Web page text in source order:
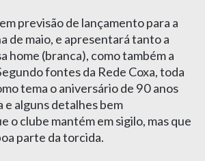
previsão de lançamento para a
de maio, e apresentará tanto a
home (branca), como também a
fontes da Rede Coxa, toda
tema o aniversário de 90 anos
e alguns detalhes bem
o clube mantém em sigilo, mas que
parte da torcida.